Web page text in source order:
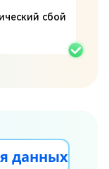
сбой
данных